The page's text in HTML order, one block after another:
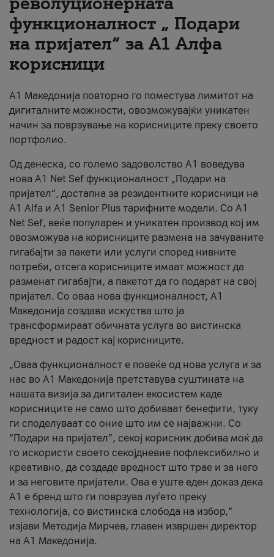
За нас
#ПодобарОнлајн
функционалност „ Подари
на пријател“ за А1 Алфа
корисници
А1 Македонија повторно го поместува лимитот на
дигиталните можности, овозможувајќи уникатен
начин за поврзување на корисниците преку своето
портфолио.
Од денеска, со големо задоволство А1 воведува
нова A1 Net Sef функционалност „Подари на
пријател“, достапна за резидентните корисници на
А1 Alfa и A1 Senior Plus тарифните модели. Со A1
Net Sef, веќе популарен и уникатен производ кој им
овозможува на корисниците размена на зачуваните
гигабајти за пакети или услуги според нивните
потреби, отсега корисниците имаат можност да
разменат гигабајти, а пакетот да го подарат на свој
пријател. Со оваа нова функционалност, А1
Македонија создава искуства што ја
трансформираат обичната услуга во вистинска
вредност и радост кај корисниците.
„Оваа функционалност е повеќе од нова услуга и за
нас во А1 Македонија претставува суштината на
нашата визија за дигитален екосистем каде
корисниците не само што добиваат бенефити, туку
ги споделуваат со оние што им се најважни. Со
“Подари на пријател”, секој корисник добива моќ да
го искористи своето секојдневие пофлексибилно и
креативно, да создаде вредност што трае и за него
и за неговите пријатели. Ова е уште еден доказ дека
А1 е бренд што ги поврзува луѓето преку
технологија, со вистинска слобода на избор,“
изјави Методија Мирчев, главен извршен директор
на А1 Македонија.